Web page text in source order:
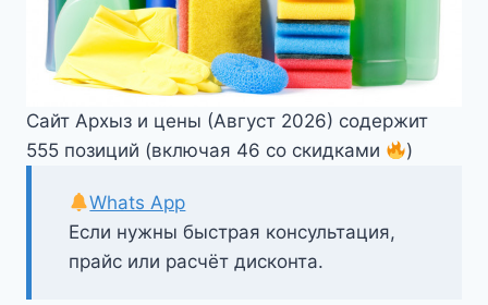
Сайт Архыз и цены (Август 2026) содержит
555 позиций (включая 46 со скидками
)
Если нужны быстрая консультация,
прайс или расчёт дисконта.
Whats App